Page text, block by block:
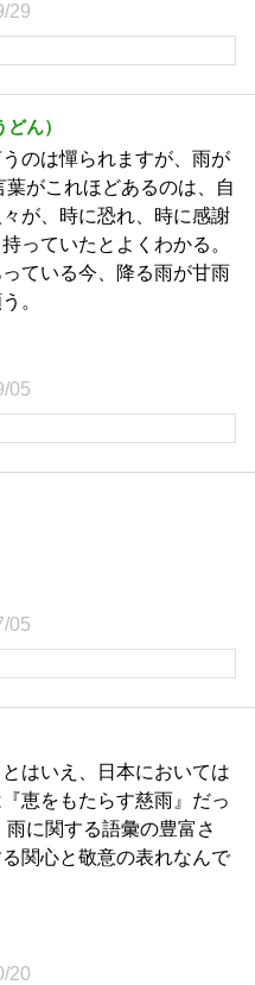
29
ん）
のは憚られますが、雨が
がこれほどあるのは、自
が、時に恐れ、時に感謝
っていたとよくわかる。
ている今、降る雨が甘雨
。
05
05
はいえ、日本においては
恵をもたらす慈雨』だっ
に関する語彙の豊富さ
関心と敬意の表れなんで
20